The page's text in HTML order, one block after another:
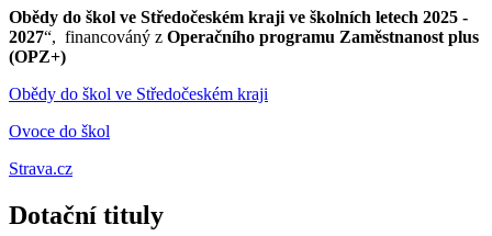
Obědy do škol ve Středočeském kraji ve školních letech 2025 -
2027“, financováný z Operačního programu Zaměstnanost plus
(OPZ+)
Obědy do škol ve Středočeském kraji
Ovoce do škol
Strava.cz
Dotační tituly